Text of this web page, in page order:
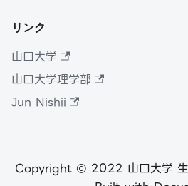
リンク
山口大学
山口大学理学部
Jun Nishii
Copyright © 2022 山口大学 生